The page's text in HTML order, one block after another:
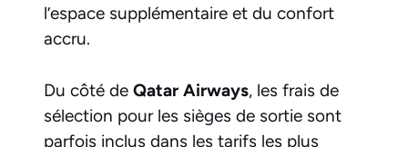
l’espace supplémentaire et du confort
accru.
Du côté de Qatar Airways, les frais de
sélection pour les sièges de sortie sont
parfois inclus dans les tarifs les plus